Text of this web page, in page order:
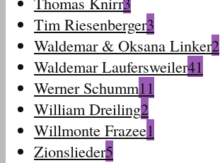
Tim Riesenberger3
Waldemar & Oksana Linker2
Waldemar Laufersweiler41
Werner Schumm11
William Dreiling2
Willmonte Frazee1
Zionslieder5